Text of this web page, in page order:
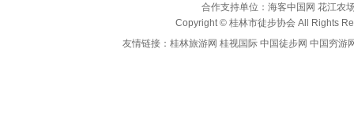
合作支持单位： 海客中国网 花江农
Copyright © 桂林市徒步协会All Rights
友情链接： 桂林旅游网 桂视国际 中国徒步网 中国穷游